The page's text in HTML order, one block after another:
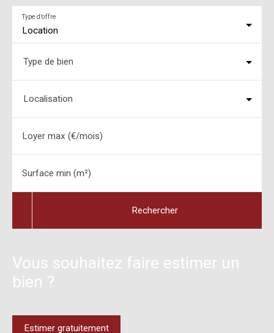
Location
Type d'offre
Type de bien
Localisation
Loyer max (€/mois)
Surface min (m²)
Rechercher
Vous souhaitez faire estimer un
bien ?
Estimer gratuitement